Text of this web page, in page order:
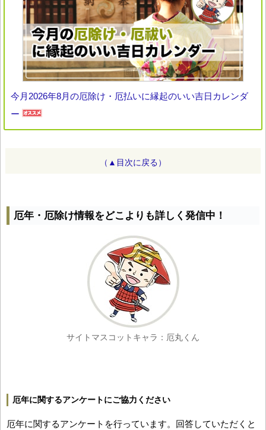
今月2026年8月の厄除け・厄払いに縁起のいい吉日カレンダ
ー
（▲目次に戻る）
厄年・厄除け情報をどこよりも詳しく発信中！
サイトマスコットキャラ：厄丸くん
厄年に関するアンケートにご協力ください
厄年に関するアンケートを行っています。回答していただくと